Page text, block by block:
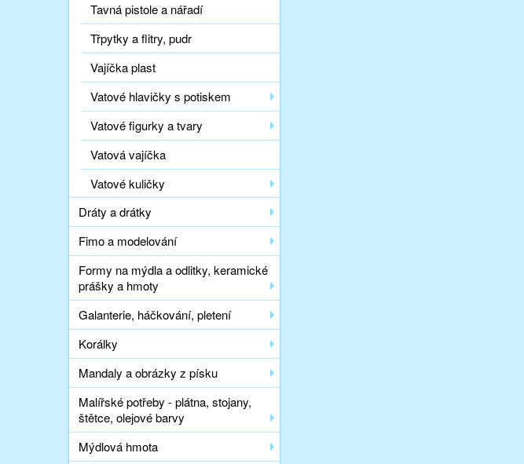
Tavná pistole a nářadí
Třpytky a flitry, pudr
Vajíčka plast
Vatové hlavičky s potiskem
Vatové figurky a tvary
Vatová vajíčka
Vatové kuličky
Dráty a drátky
Fimo a modelování
Formy na mýdla a odlitky, keramické
prášky a hmoty
Galanterie, háčkování, pletení
Korálky
Mandaly a obrázky z písku
Malířské potřeby - plátna, stojany,
štětce, olejové barvy
Mýdlová hmota